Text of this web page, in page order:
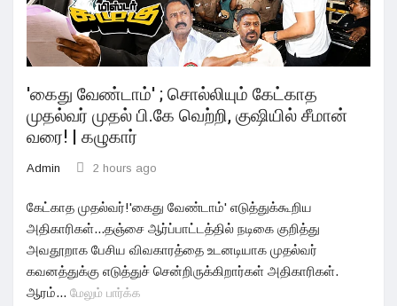
'கைது வேண்டாம்' ; சொல்லியும் கேட்காத
முதல்வர் முதல் பி.கே வெற்றி, குஷியில் சீமான்
வரை! | கழுகார்
Admin 2 hours ago
கேட்காத முதல்வர்!'கைது வேண்டாம்' எடுத்துக்கூறிய
அதிகாரிகள்...தஞ்சை ஆர்ப்பாட்டத்தில் நடிகை குறித்து
அவதூறாக பேசிய விவகாரத்தை உடனடியாக முதல்வர்
கவனத்துக்கு எடுத்துச் சென்றிருக்கிறார்கள் அதிகாரிகள்.
ஆரம்... மேலும் பார்க்க